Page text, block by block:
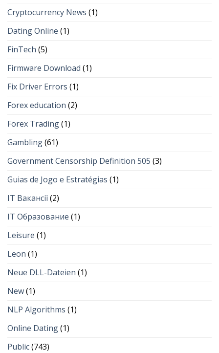
Cryptocurrency News (1)
Dating Online (1)
FinTech (5)
Firmware Download (1)
Fix Driver Errors (1)
Forex education (2)
Forex Trading(1)
Gambling(61)
Government Censorship Definition 505 (3)
Guias de Jogo e Estratégias (1)
IT Вакансії(2)
IT Образование (1)
Leisure (1)
Leon (1)
Neue DLL-Dateien (1)
New(1)
NLP Algorithms (1)
Online Dating(1)
Public(743)